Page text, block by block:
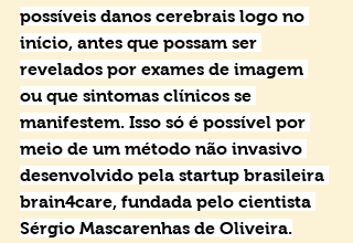
possíveis danos cerebrais logo no
início, antes que possam ser
revelados por exames de imagem
ou que sintomas clínicos se
manifestem. Isso só é possível por
meio de um método não invasivo
desenvolvido pela startup brasileira
brain4care, fundada pelo cientista
Sérgio Mascarenhas de Oliveira.